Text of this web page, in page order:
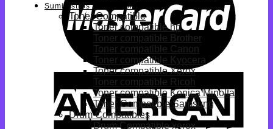
Suministros Compatibles
Toner Compatible
Toner compatible hp
Toner compatible Brother
Toner compatible Canon
Toner compatible Kyocera
Toner compatible Xerox
Toner compatible Ricoh
Toner compatible Konica Minolta
Toner Compatible Samsung
Drum Compatibles
Drum Compatible xerox